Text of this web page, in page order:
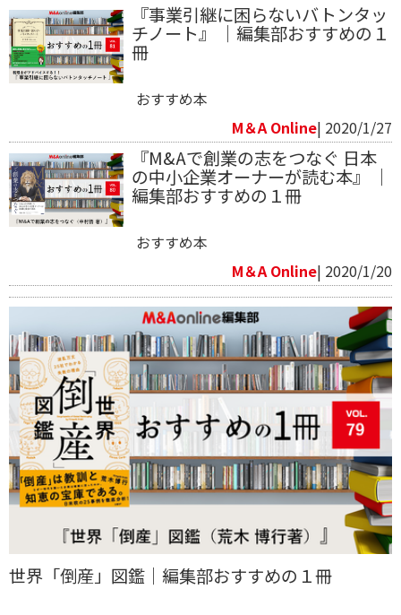
『事業引継に困らないバトンタッ
チノート』 ｜編集部おすすめの１
冊
おすすめ本
M＆A Online| 2020/1/27
『M&Aで創業の志をつなぐ 日本
の中小企業オーナーが読む本』 ｜
編集部おすすめの１冊
おすすめ本
M＆A Online| 2020/1/20
世界「倒産」図鑑｜編集部おすすめの１冊